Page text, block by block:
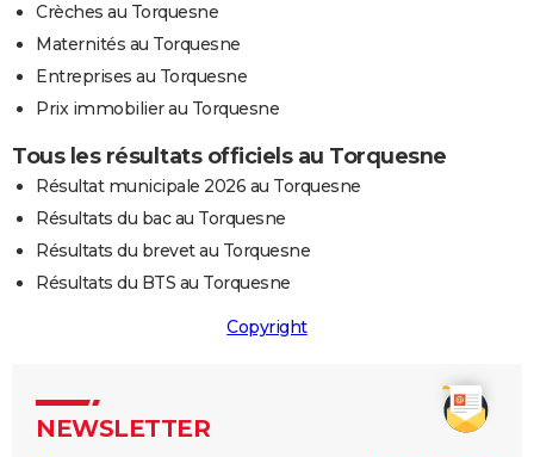
Crèches au Torquesne
Maternités au Torquesne
Entreprises au Torquesne
Prix immobilier au Torquesne
Tous les résultats officiels au Torquesne
Résultat municipale 2026 au Torquesne
Résultats du bac au Torquesne
Résultats du brevet au Torquesne
Résultats du BTS au Torquesne
Copyright
NEWSLETTER